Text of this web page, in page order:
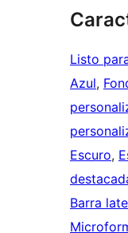
Listo
Azul,
Escuro,
Barra